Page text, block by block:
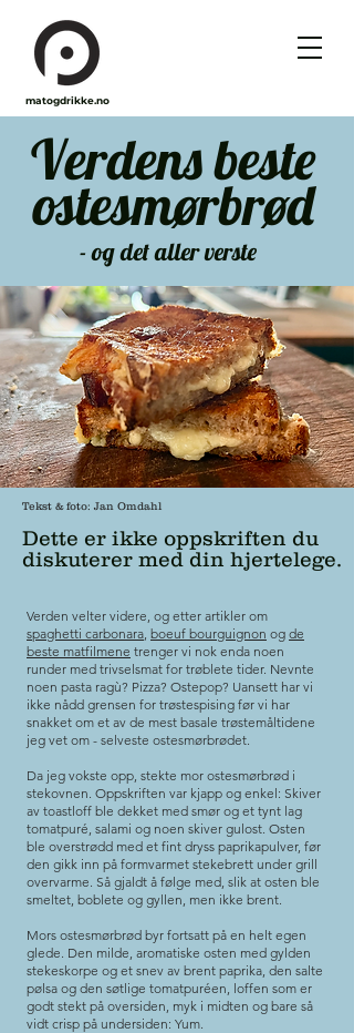
matogdrikke.no
Verdens beste
ostesmørbrød
- og det aller verste
Tekst & foto: Jan Omdahl
Dette er ikke oppskriften du
diskuterer med din hjertelege.
Verden velter videre, og etter artikler om
spaghetti carbonara, boeuf bourguignon og de
beste matfilmene trenger vi nok enda noen
runder med trivselsmat for trøblete tider. Nevnte
noen pasta ragù? Pizza? Ostepop? Uansett har vi
ikke nådd grensen for trøstespising før vi har
snakket om et av de mest basale trøstemåltidene
jeg vet om - selveste ostesmørbrødet.
Da jeg vokste opp, stekte mor ostesmørbrød i
stekovnen. Oppskriften var kjapp og enkel: Skiver
av toastloff ble dekket med smør og et tynt lag
tomatpuré, salami og noen skiver gulost. Osten
ble overstrødd med et fint dryss paprikapulver, før
den gikk inn på formvarmet stekebrett under grill
overvarme. Så gjaldt å følge med, slik at osten ble
smeltet, boblete og gyllen, men ikke brent.
Mors ostesmørbrød byr fortsatt på en helt egen
glede. Den milde, aromatiske osten med gylden
stekeskorpe og et snev av brent paprika, den salte
pølsa og den søtlige tomatpuréen, loffen som er
godt stekt på oversiden, myk i midten og bare så
vidt crisp på undersiden: Yum.